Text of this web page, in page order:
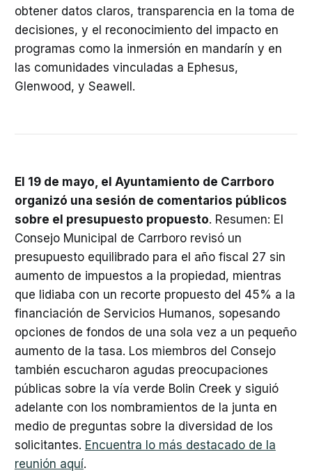
obtener datos claros, transparencia en la toma de
decisiones, y el reconocimiento del impacto en
programas como la inmersión en mandarín y en
las comunidades vinculadas a Ephesus,
Glenwood, y Seawell.
El 19 de mayo, el Ayuntamiento de Carrboro
organizó una sesión de comentarios públicos
sobre el presupuesto propuesto. Resumen: El
Consejo Municipal de Carrboro revisó un
presupuesto equilibrado para el año fiscal 27 sin
aumento de impuestos a la propiedad, mientras
que lidiaba con un recorte propuesto del 45% a la
financiación de Servicios Humanos, sopesando
opciones de fondos de una sola vez a un pequeño
aumento de la tasa. Los miembros del Consejo
también escucharon agudas preocupaciones
públicas sobre la vía verde Bolin Creek y siguió
adelante con los nombramientos de la junta en
medio de preguntas sobre la diversidad de los
solicitantes. Encuentra lo más destacado de la
reunión aquí.